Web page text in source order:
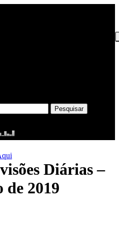
Diárias –
de 2019